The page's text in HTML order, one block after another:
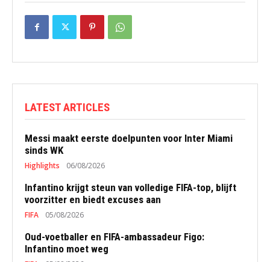
LATEST ARTICLES
Messi maakt eerste doelpunten voor Inter Miami
sinds WK
Highlights 06/08/2026
Infantino krijgt steun van volledige FIFA-top, blijft
voorzitter en biedt excuses aan
FIFA 05/08/2026
Oud-voetballer en FIFA-ambassadeur Figo:
Infantino moet weg